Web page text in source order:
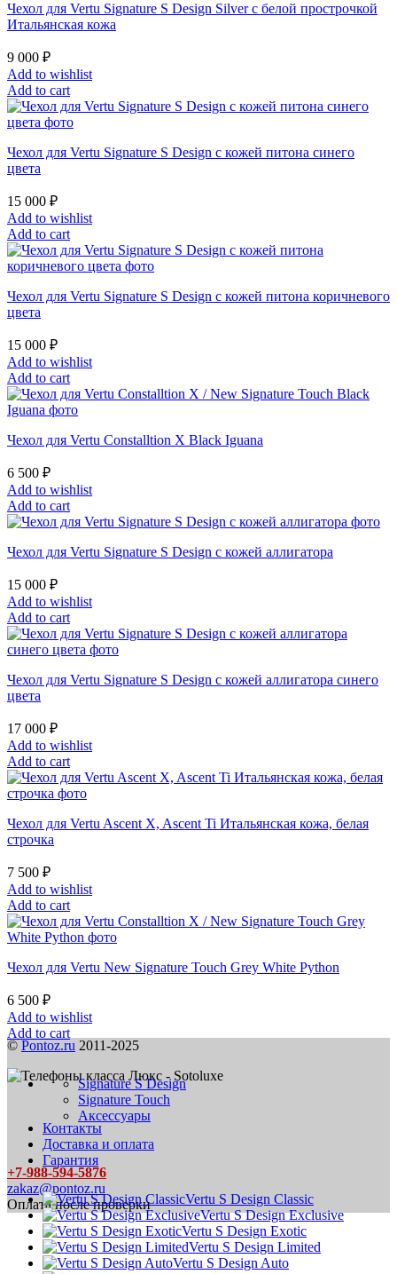
Чехол для Vertu Signature S Design Silver с белой прострочкой
Итальянская кожа
9 000 ₽
Add to wishlist
Add to cart
Чехол для Vertu Signature S Design с кожей питона синего
цвета
15 000 ₽
Add to wishlist
Add to cart
Чехол для Vertu Signature S Design с кожей питона коричневого
цвета
15 000 ₽
Add to wishlist
Add to cart
Чехол для Vertu Constalltion X Black Iguana
6 500 ₽
Add to wishlist
Add to cart
Чехол для Vertu Signature S Design с кожей аллигатора
15 000 ₽
Add to wishlist
Add to cart
Чехол для Vertu Signature S Design с кожей аллигатора синего
цвета
17 000 ₽
Add to wishlist
Add to cart
Чехол для Vertu Ascent X, Ascent Ti Итальянская кожа, белая
строчка
7 500 ₽
Add to wishlist
Add to cart
Чехол для Vertu New Signature Touch Grey White Python
6 500 ₽
Add to wishlist
Add to cart
© Pontoz.ru 2011-2025
Signature S Design
Signature Touch
Аксессуары
Контакты
Доставка и оплата
Гарантия
+7-988-594-5876
zakaz@pontoz.ru
Оплата после проверки
Vertu S Design Classic
Vertu S Design Exclusive
Vertu S Design Exotic
Vertu S Design Limited
Vertu S Design Auto